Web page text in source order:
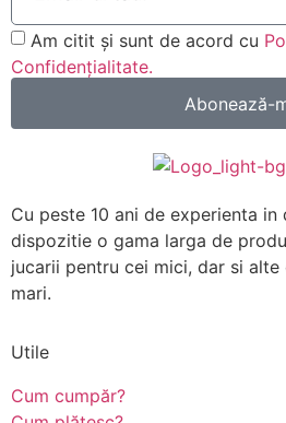
Am citit și sunt de acord cu
Confidențialitate.
Abonează-
Cu peste 10 ani de experienta in
dispozitie o gama larga de
jucarii pentru cei mici, dar si
mari.
Utile
Cum cumpăr?